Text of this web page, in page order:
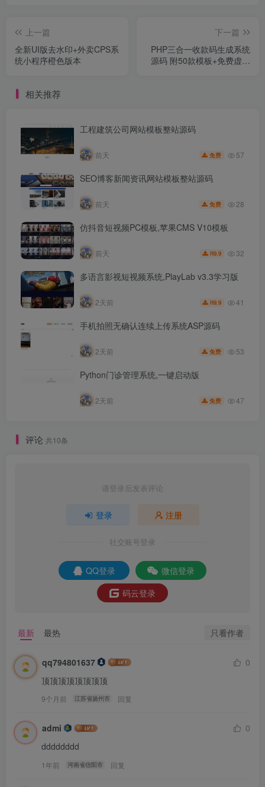
上一篇
全新UI版去水印+外卖CPS系
统小程序橙色版本
下一篇
PHP三合一收款码生成系统
源码 附50款模板+免费虚拟
相关推荐
工程建筑公司网站模板整站源码
前天 免费 57
SEO博客新闻资讯网站模板整站源码
前天 免费 28
仿抖音短视频PC模板,苹果CMS V10模板
前天 R9.9 32
多语言影视短视频系统,PlayLab v3.3学习版
2天前 R9.9 41
手机拍照无确认连续上传系统ASP源码
2天前 免费 53
Python门诊管理系统,一键启动版
2天前 免费 47
评论 共10条
请登录后发表评论
登录 注册
社交账号登录
QQ登录
微信登录
码云登录
最新 最热 只看作者
qq794801637
0
顶顶顶顶顶顶顶顶
9个月前 江苏省扬州市 回复
admi
0
dddddddd
1年前 河南省信阳市 回复